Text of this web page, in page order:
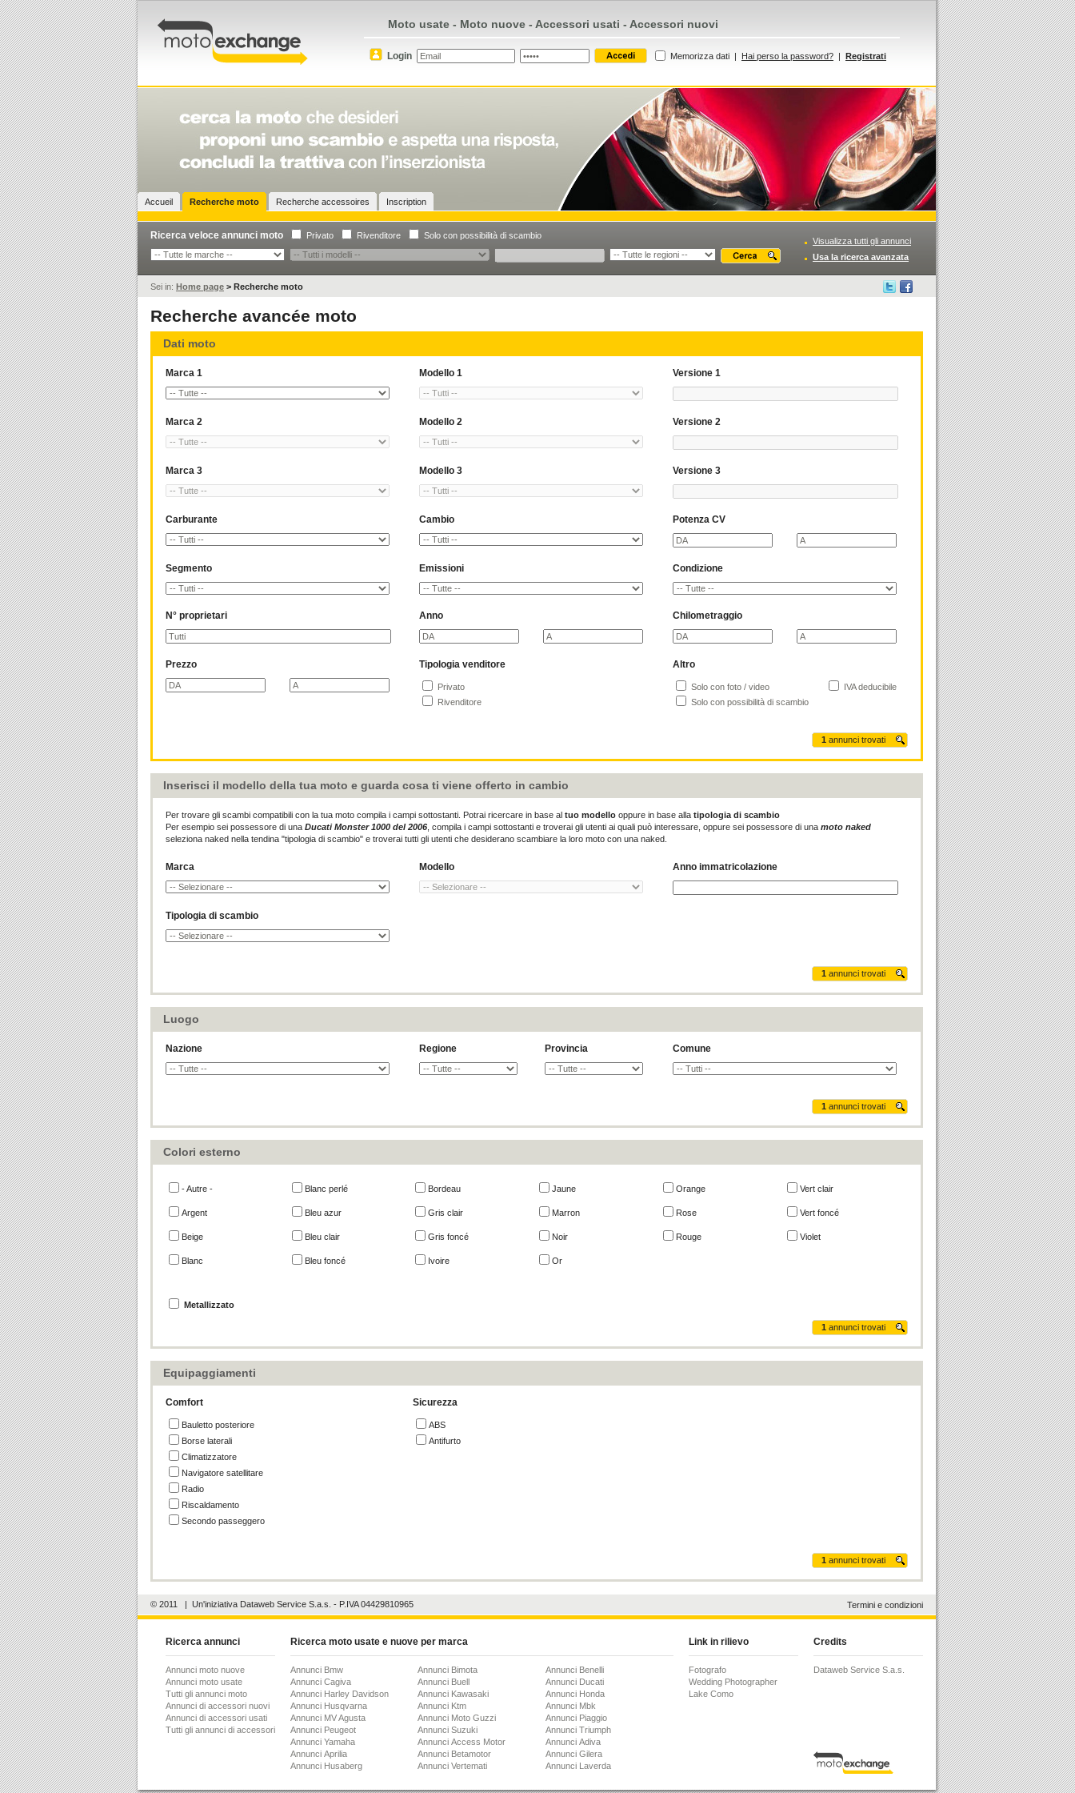
Moto usate - Moto nuove - Accessori usati - Accessori nuovi
Login Memorizza dati | Hai perso la password? | Registrati
Accueil Recherche moto Recherche accessoires Inscription
Ricerca veloce annunci moto Privato Rivenditore Solo con possibilità di scambio
Visualizza tutti gli annunci
Usa la ricerca avanzata
Sei in: Home page > Recherche moto
Recherche avancée moto
Dati moto
Marca 1 Modello 1 Versione 1
Marca 2 Modello 2 Versione 2
Marca 3 Modello 3 Versione 3
Carburante Cambio Potenza CV
Segmento Emissioni Condizione
N° proprietari Anno Chilometraggio
Prezzo Tipologia venditore
Privato
Rivenditore
Altro
Solo con foto / video
IVA deducibile
Solo con possibilità di scambio
1 annunci trovati
Inserisci il modello della tua moto e guarda cosa ti viene offerto in cambio
Per trovare gli scambi compatibili con la tua moto compila i campi sottostanti. Potrai ricercare in base al tuo modello oppure in base alla tipologia di scambio
Per esempio sei possessore di una Ducati Monster 1000 del 2006 , compila i campi sottostanti e troverai gli utenti ai quali può interessare, oppure sei possessore di una moto naked
seleziona naked nella tendina "tipologia di scambio" e troverai tutti gli utenti che desiderano scambiare la loro moto con una naked.
Marca Modello Anno immatricolazione
Tipologia di scambio
1 annunci trovati
Luogo
Nazione Regione Provincia Comune
1 annunci trovati
Colori esterno
- Autre - Blanc perlé Bordeau Jaune Orange Vert clair
Argent Bleu azur Gris clair Marron Rose Vert foncé
Beige Bleu clair Gris foncé Noir Rouge Violet
Blanc Bleu foncé Ivoire Or
Metallizzato
1 annunci trovati
Equipaggiamenti
Comfort
Bauletto posteriore
Borse laterali
Climatizzatore
Navigatore satellitare
Radio
Riscaldamento
Secondo passeggero
Sicurezza
ABS
Antifurto
1 annunci trovati
© 2011 | Un'iniziativa Dataweb Service S.a.s. - P.IVA 04429810965 Termini e condizioni
Ricerca annunci
Annunci moto nuove
Annunci moto usate
Tutti gli annunci moto
Annunci di accessori nuovi
Annunci di accessori usati
Tutti gli annunci di accessori
Ricerca moto usate e nuove per marca
Annunci Bmw Annunci Bimota
Annunci Benelli
Annunci Cagiva
Annunci Buell
Annunci Ducati
Annunci Harley Davidson
Annunci Kawasaki
Annunci Honda
Annunci Husqvarna
Annunci Ktm
Annunci Mbk
Annunci MV Agusta
Annunci Moto Guzzi
Annunci Piaggio
Annunci Peugeot
Annunci Suzuki
Annunci Triumph
Annunci Yamaha
Annunci Access Motor
Annunci Adiva
Annunci Aprilia
Annunci Betamotor
Annunci Gilera
Annunci Husaberg
Annunci Vertemati
Annunci Laverda
Annunci Hm
Annunci Italjet Annunci Moto Morini
Link in rilievo
Fotografo
Wedding Photographer
Lake Como
Credits
Dataweb Service S.a.s.